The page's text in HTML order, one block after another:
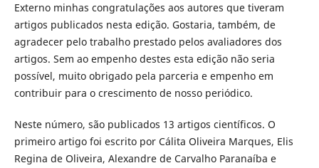
Externo minhas congratulações aos autores que tiveram
artigos publicados nesta edição. Gostaria, também, de
agradecer pelo trabalho prestado pelos avaliadores dos
artigos. Sem ao empenho destes esta edição não seria
possível, muito obrigado pela parceria e empenho em
contribuir para o crescimento de nosso periódico.
Neste número, são publicados 13 artigos científicos. O
primeiro artigo foi escrito por Cálita Oliveira Marques, Elis
Regina de Oliveira, Alexandre de Carvalho Paranaíba e